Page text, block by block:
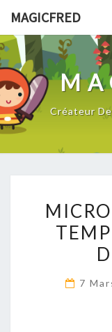
content
MAGICFRED
Créateur
7